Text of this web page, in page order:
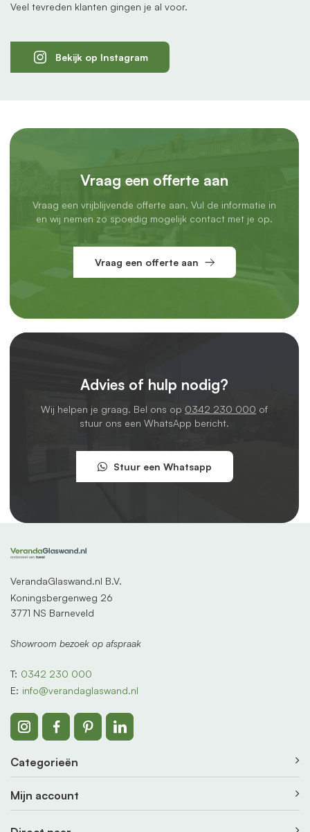
Veel tevreden klanten gingen je al voor.
Bekijk op Instagram
Vraag een offerte aan
Vraag een vrijblijvende offerte aan. Vul de informatie in
en wij nemen zo spoedig mogelijk contact met je op.
Vraag een offerte aan
Advies of hulp nodig?
Wij helpen je graag. Bel ons op 0342 230 000 of
stuur ons een WhatsApp bericht.
Stuur een Whatsapp
VerandaGlaswand.nl B.V.
Koningsbergenweg 26
3771 NS Barneveld
Showroom bezoek op afspraak
T: 0342 230 000
E: info@verandaglaswand.nl
Categorieën
Mijn account